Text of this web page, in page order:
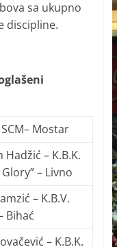
sa ukupno
discipline.
SCM– Mostar
– K.B.K.
– Livno
– K.B.V.
Bihać
– K.B.K.